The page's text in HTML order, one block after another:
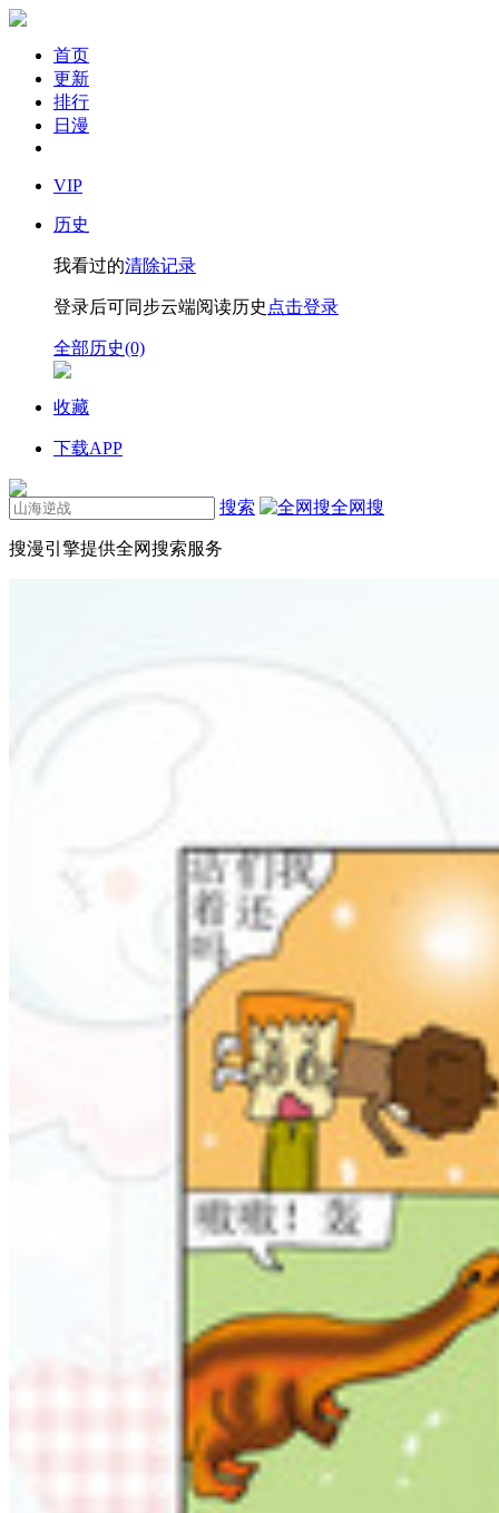
首页
更新
排行
日漫
VIP
历史
我看过的清除记录
登录后可同步云端阅读历史 点击登录
全部历史(0)
收藏
下载APP
搜索 全网搜
搜漫引擎提供全网搜索服务